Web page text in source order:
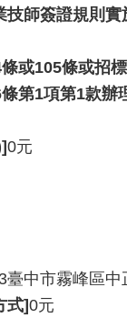
技師簽證規則實
或105條或招
第1項第1款辦
0元
臺中市霧峰區中
式]0元